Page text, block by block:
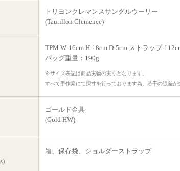
トリヨンクレマンスサングルウーリー
(Taurillon Clemence)
TPM W:16cm H:18cm D:5cm ストラップ
バッグ重量：190g
※サイズ表記は商品実物の実寸となります。
すべて手作業にて採寸を行っております為、若干の誤差
ゴールド金具
(Gold HW)
箱、保存袋、ショルダーストラップ